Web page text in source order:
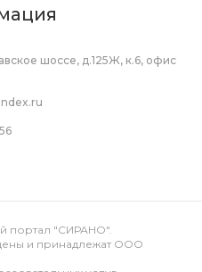
шоссе, д.125Ж, к.6, офис
портал "СИРАНО".
и принадлежат ООО